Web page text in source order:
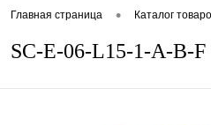
Главная страница • Каталог
SC-E-06-L15-1-A-B-